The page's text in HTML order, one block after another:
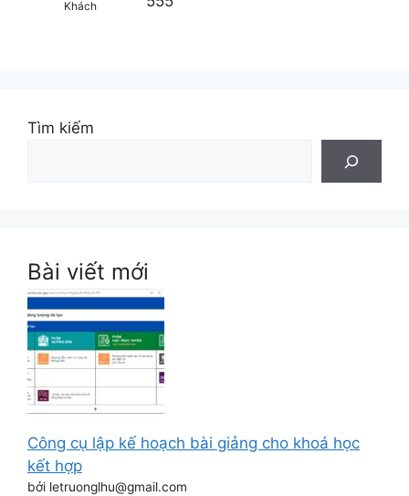
Khách
Tìm kiếm
Bài viết mới
Công cụ lập kế hoạch bài giảng cho khoá học
kết hợp
bởi letruonglhu@gmail.com